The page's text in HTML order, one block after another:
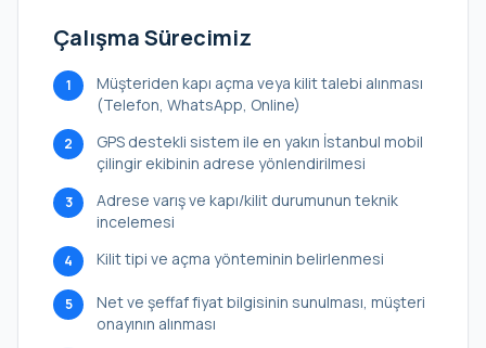
Çalışma Sürecimiz
1
Müşteriden kapı açma veya kilit talebi alınması
(Telefon, WhatsApp, Online)
2
GPS destekli sistem ile en yakın İstanbul mobil
çilingir ekibinin adrese yönlendirilmesi
3
Adrese varış ve kapı/kilit durumunun teknik
incelemesi
4 Kilit tipi ve açma yönteminin belirlenmesi
5
Net ve şeffaf fiyat bilgisinin sunulması, müşteri
onayının alınması